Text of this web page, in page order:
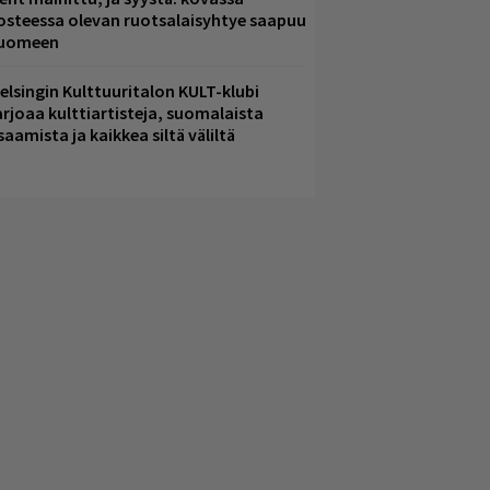
olevan ruotsalaisyhtye saapuu
Kulttuuritalon KULT-klubi
kulttiartisteja, suomalaista
ja kaikkea siltä väliltä